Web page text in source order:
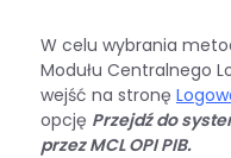
W celu wybrania
Modułu Centralnego
wejść na stronę
opcję Przejdź do
przez MCL OPI PIB.